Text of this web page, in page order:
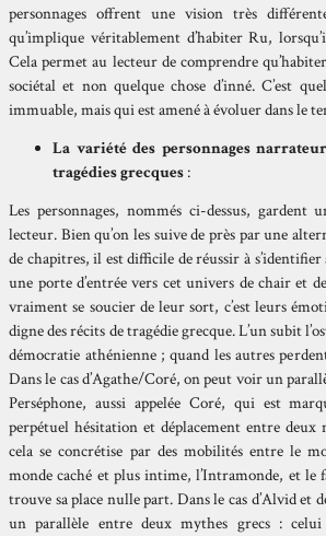
personnages offrent une vision très
qu’implique véritablement d’habiter Ru,
Cela permet au lecteur de comprendre
sociétal et non quelque chose d’inné. C’est
immuable, mais qui est amené à évoluer dans le
La variété des personnages
tragédies grecques :
Les personnages, nommés ci-dessus, gardent
lecteur. Bien qu’on les suive de près par une
de chapitres, il est difficile de réussir à
une porte d’entrée vers cet univers de chair et
vraiment se soucier de leur sort, c’est leurs
digne des récits de tragédie grecque. L’un subit
démocratie athénienne ; quand les autres
Dans le cas d’Agathe/Coré, on peut voir un
Perséphone, aussi appelée Coré, qui est
perpétuel hésitation et déplacement entre deux
cela se concrétise par des mobilités entre le
monde caché et plus intime, l’Intramonde, et le
trouve sa place nulle part. Dans le cas d’Alvid et
un parallèle entre deux mythes grecs : celui